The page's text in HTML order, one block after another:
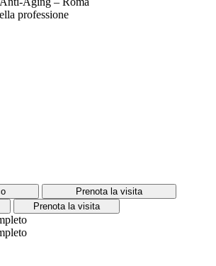
professione
Prenota la visita
Prenota la visita